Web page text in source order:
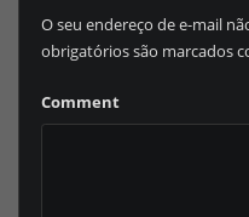
O seu endereço de e-mail
obrigatórios são marcados
Comment